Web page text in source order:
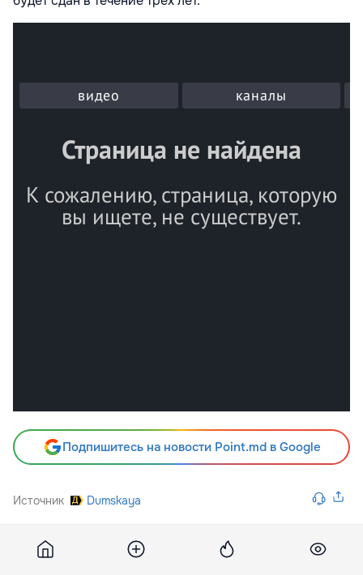
Подпишитесь на новости Point.md в Google
Источник Dumskaya